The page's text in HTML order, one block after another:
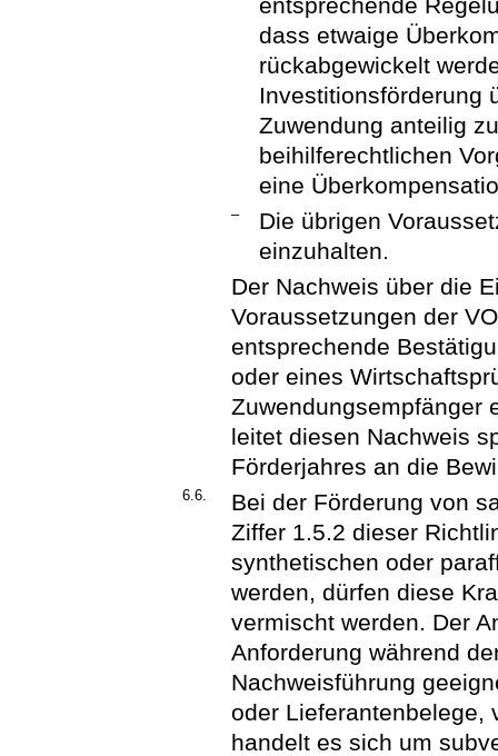
dass etwaige
rückabgewickelt
Investitionsförderung
Zuwendung anteilig
beihilferechtlichen
eine
–
Die übrigen
einzuhalten.
Der Nachweis über die
Voraussetzungen der
entsprechende
oder eines
Zuwendungsempfänger
leitet diesen Nachweis
Förderjahres an die
6.6.
Bei der Förderung von
Ziffer 1.5.2 dieser
synthetischen oder
werden, dürfen diese
vermischt werden. Der
Anforderung während
Nachweisführung
oder Lieferantenbelege,
handelt es sich um